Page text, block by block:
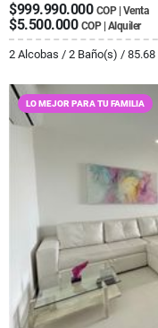
$999.990.000 COP | Venta
$5.500.000 COP | Alquiler
2 Alcobas / 2 Baño(s) / 85.68
LO MEJOR PARA TU FAMILIA